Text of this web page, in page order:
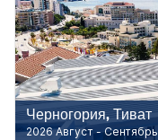
Черногория, Тиват
2026 Август - Сентябрь